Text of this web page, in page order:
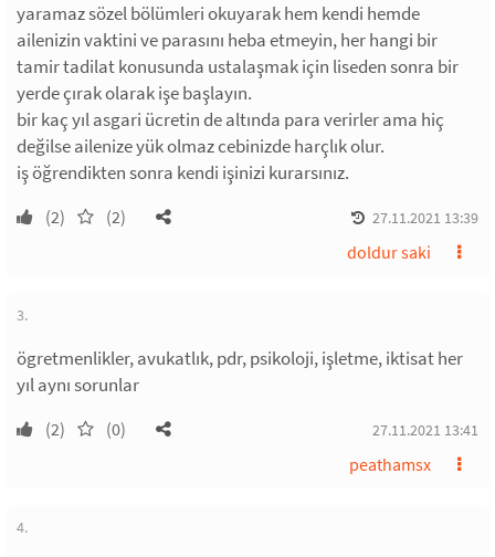
yaramaz sözel bölümleri okuyarak hem kendi hemde
ailenizin vaktini ve parasını heba etmeyin, her hangi bir
tamir tadilat konusunda ustalaşmak için liseden sonra bir
yerde çırak olarak işe başlayın.
bir kaç yıl asgari ücretin de altında para verirler ama hiç
değilse ailenize yük olmaz cebinizde harçlık olur.
iş öğrendikten sonra kendi işinizi kurarsınız.
(2) (2) 27.11.2021 13:39
doldur saki
3.
ögretmenlikler, avukatlık, pdr, psikoloji, işletme, iktisat her
yıl aynı sorunlar
(2) (0) 27.11.2021 13:41
peathamsx
4.